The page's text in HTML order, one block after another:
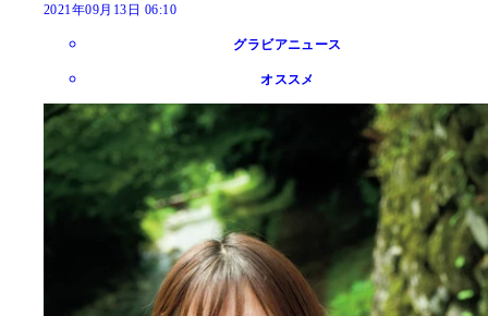
2021年09月13日 06:10
グラビアニュース
オススメ